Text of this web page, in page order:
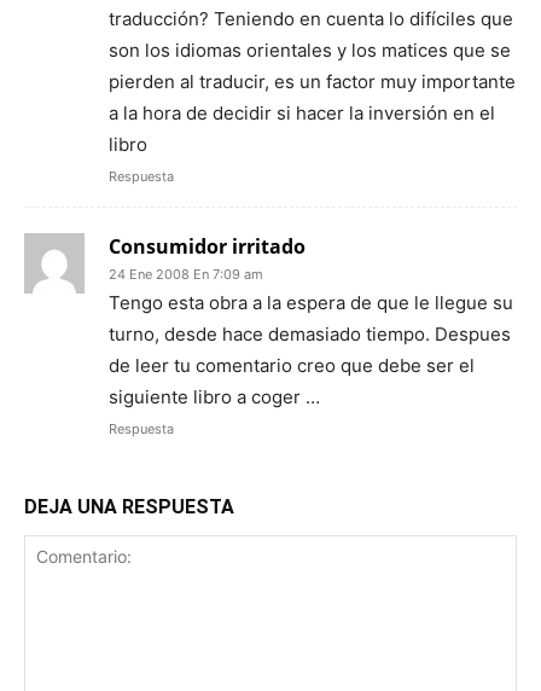
traducción? Teniendo en cuenta lo difíciles que
son los idiomas orientales y los matices que se
pierden al traducir, es un factor muy importante
a la hora de decidir si hacer la inversión en el
libro
Respuesta
Consumidor irritado
24 Ene 2008 En 7:09 am
Tengo esta obra a la espera de que le llegue su
turno, desde hace demasiado tiempo. Despues
de leer tu comentario creo que debe ser el
siguiente libro a coger …
Respuesta
DEJA UNA RESPUESTA